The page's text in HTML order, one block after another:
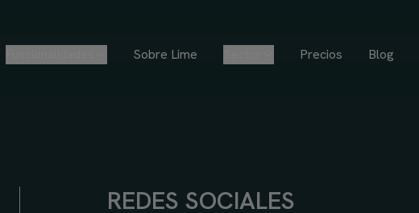
Sobre Lime Precios Blog
REDES SOCIALES